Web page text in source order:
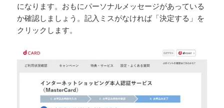
になります。おもにパーソナルメッセージがあっている
か確認しましょう。記入ミスがなければ「決定する」を
クリックします。